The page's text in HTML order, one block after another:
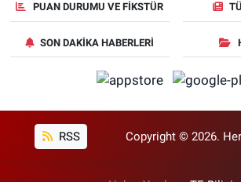
PUAN DURUMU VE FIKSTÜR
SON DAKIKA HABERLERI
RSS Copyright © 2026. Her